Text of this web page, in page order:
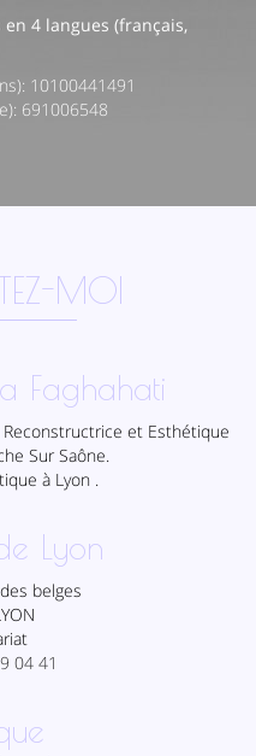
4 langues (français,
10100441491
691006548
MOI
Faghahati
et Esthétique
Sur Saône.
à Lyon .
Lyon
belges
04 41